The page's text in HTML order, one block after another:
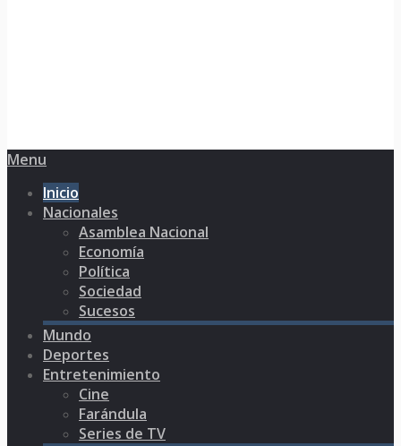
Menu
Inicio
Nacionales
Asamblea Nacional
Economía
Política
Sociedad
Sucesos
Mundo
Deportes
Entretenimiento
Cine
Farándula
Series de TV